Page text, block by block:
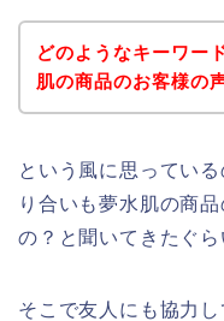
どのようなキーワー
肌の商品のお客様の
という風に思ってい
り合いも夢水肌の商
の？と聞いてきたぐら
そこで友人にも協力